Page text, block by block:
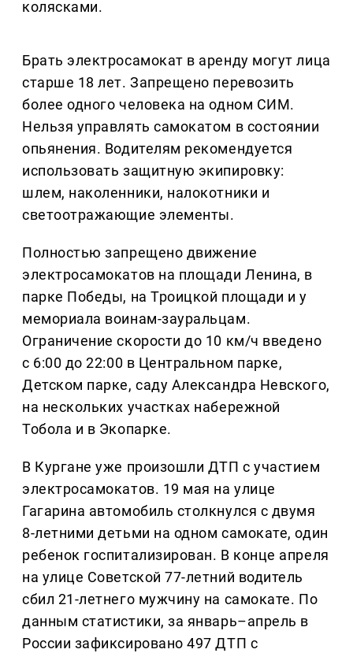
колясками.
Брать электросамокат в аренду могут лица
старше 18 лет. Запрещено перевозить
более одного человека на одном СИМ.
Нельзя управлять самокатом в состоянии
опьянения. Водителям рекомендуется
использовать защитную экипировку:
шлем, наколенники, налокотники и
светоотражающие элементы.
Полностью запрещено движение
электросамокатов на площади Ленина, в
парке Победы, на Троицкой площади и у
мемориала воинам-зауральцам.
Ограничение скорости до 10 км/ч введено
с 6:00 до 22:00 в Центральном парке,
Детском парке, саду Александра Невского,
на нескольких участках набережной
Тобола и в Экопарке.
В Кургане уже произошли ДТП с участием
электросамокатов. 19 мая на улице
Гагарина автомобиль столкнулся с двумя
8-летними детьми на одном самокате, один
ребенок госпитализирован. В конце апреля
на улице Советской 77-летний водитель
сбил 21-летнего мужчину на самокате. По
данным статистики, за январь–апрель в
России зафиксировано 497 ДТП с